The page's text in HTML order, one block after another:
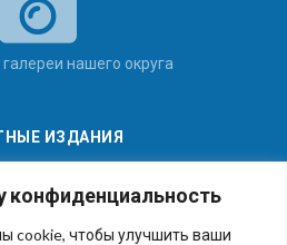
cookie, чтобы улучшить ваши
нашего округа
ИЗДАНИЯ